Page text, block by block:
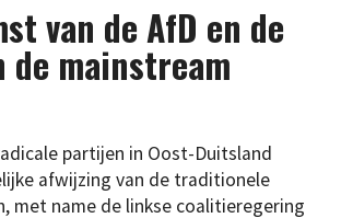
van de AfD en de
mainstream
partijen in Oost-Duitsland
afwijzing van de traditionele
met name de linkse coalitieregering